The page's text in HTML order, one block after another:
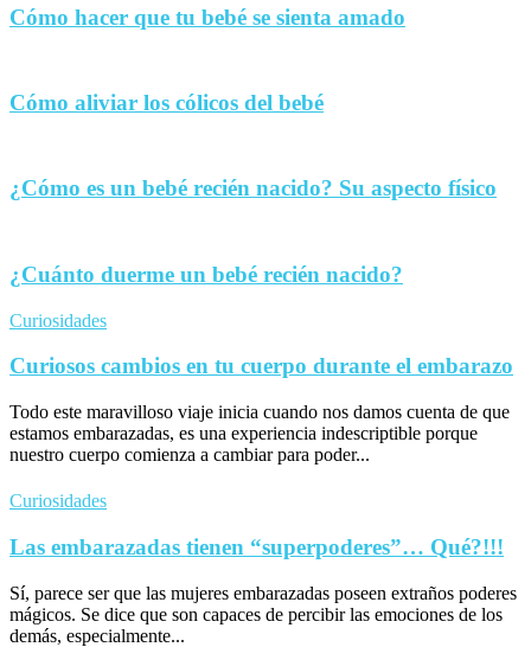
Cómo hacer que tu bebé se sienta amado
Cómo aliviar los cólicos del bebé
¿Cómo es un bebé recién nacido? Su aspecto físico
¿Cuánto duerme un bebé recién nacido?
Curiosidades
Curiosos cambios en tu cuerpo durante el embarazo
Todo este maravilloso viaje inicia cuando nos damos cuenta de que
estamos embarazadas, es una experiencia indescriptible porque
nuestro cuerpo comienza a cambiar para poder...
Curiosidades
Las embarazadas tienen “superpoderes”… Qué?!!!
Sí, parece ser que las mujeres embarazadas poseen extraños poderes
mágicos. Se dice que son capaces de percibir las emociones de los
demás, especialmente...